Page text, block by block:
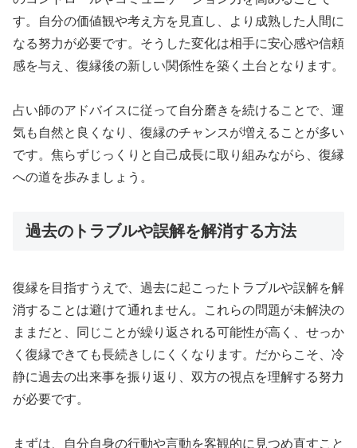
す。自分の価値観や考え方を見直し、より成熟した人間に
なる努力が必要です。そうした変化は相手に安心感や信頼
感を与え、復縁後の新しい関係性を築く土台となります。
占い師のアドバイスに従って自分磨きを続けることで、運
気も自然と良くなり、復縁のチャンスが増えることが多い
です。焦らずじっくりと自己成長に取り組みながら、復縁
への道を歩みましょう。
過去のトラブルや誤解を解消する方法
復縁を目指すうえで、過去に起こったトラブルや誤解を解
消することは避けて通れません。これらの問題が未解決の
ままだと、同じことが繰り返される可能性が高く、せっか
く復縁できても長続きしにくくなります。だからこそ、冷
静に過去の出来事を振り返り、双方の視点を理解する努力
が必要です。
まずは、自分自身の行動や言動を客観的に見つめ直すこと